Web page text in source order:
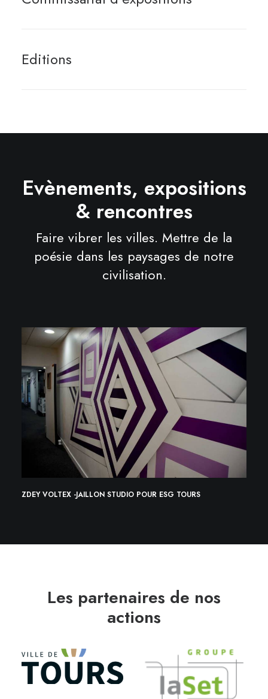
Editions
Evènements, expositions
& rencontres
Faire vibrer les villes. Mettre de la
poésie dans les paysages de notre
civilisation.
ZDEY VOLTEX -JAILLON STUDIO POUR ESG TOURS
Les partenaires de nos
actions